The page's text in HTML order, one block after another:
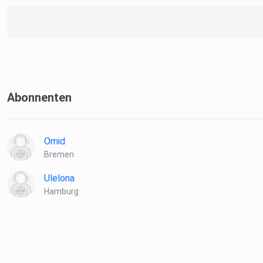
Abonnenten
Omid
Bremen
Ulelona
Hamburg